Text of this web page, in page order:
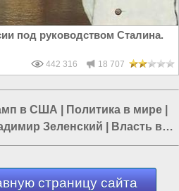
под руководством Сталина.
442 316 18 707
в США Политика в мире
Зеленский
Власть в
страницу сайта